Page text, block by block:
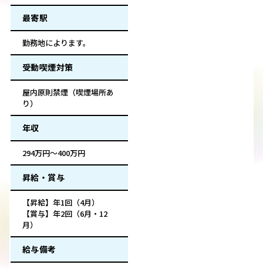
最寄駅
勤務地によります。
受動喫煙対策
屋内原則禁煙（喫煙場所あ
り）
年収
294万円～400万円
昇給・賞与
【昇給】年1回（4月）
【賞与】年2回（6月・12
月）
給与備考